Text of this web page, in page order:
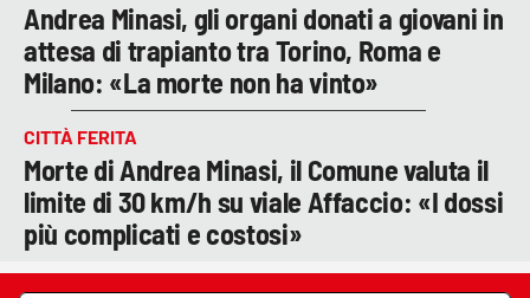
Andrea Minasi, gli organi donati a giovani in
attesa di trapianto tra Torino, Roma e
Milano: «La morte non ha vinto»
CITTÀ FERITA
Morte di Andrea Minasi, il Comune valuta il
limite di 30 km/h su viale Affaccio: «I dossi
più complicati e costosi»